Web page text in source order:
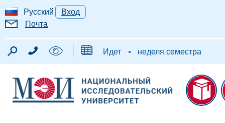
Русский
Вход
Почта
Идет - неделя семестра